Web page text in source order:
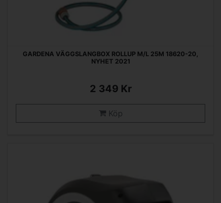
GARDENA VÄGGSLANGBOX ROLLUP M/L 25M 18620-20,
NYHET 2021
2 349 Kr
Köp